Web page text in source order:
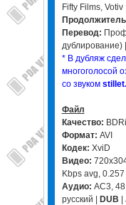
Fifty Films, Votiv
Перевод:
дублирование) |
* В дубляж
многоголосой
со звуком stillet.
Файл
Качество:
Формат: AVI
Кодек: XviD
Видео:
Kbps avg,
Аудио: AC3,
русский | DUB |